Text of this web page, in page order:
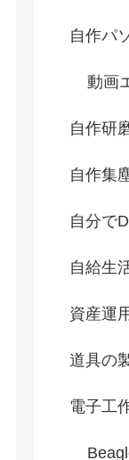
自作パ
動画
自作研
自作集
自分で
自給生
資産運
道具の
電子工